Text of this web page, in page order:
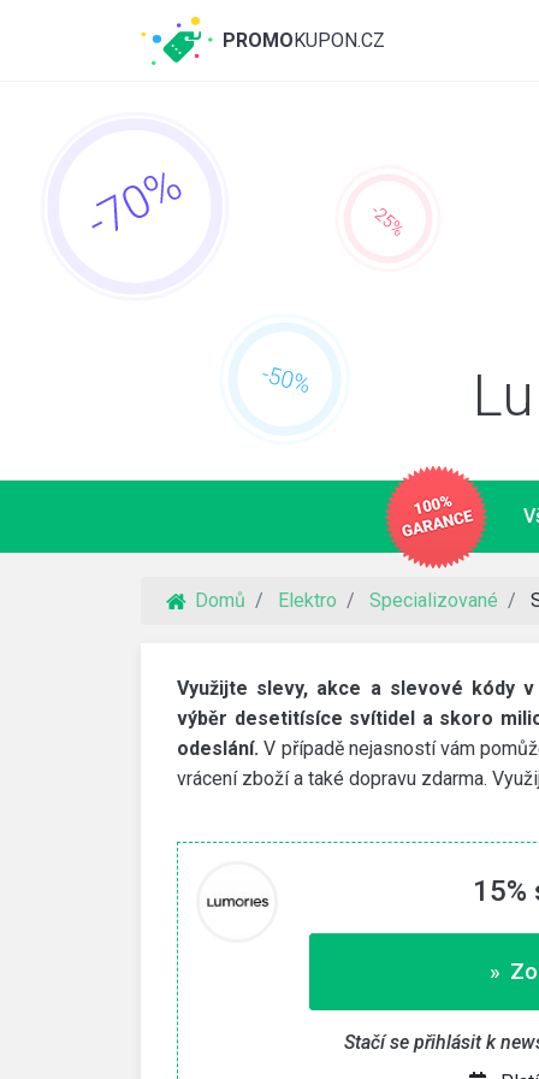
Domů Elektro Specializované
Využijte slevy, akce a slevové kódy
výběr desetitísíce svítidel a skoro
odeslání. V případě nejasností vám
vrácení zboží a také dopravu zdarma.
15%
»
Stačí se přihlásit k
a NoLimit Extra. Vyšší
30% slevový kód
Využijte slevový kód na 30% slevu na
PROMOKUPON.CZ